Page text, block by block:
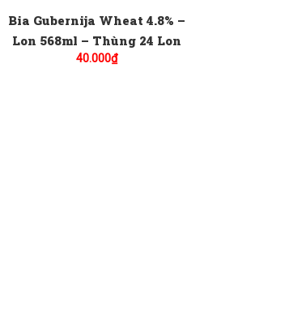
Bia Gubernija Wheat 4.8% –
Lon 568ml – Thùng 24 Lon
40.000₫